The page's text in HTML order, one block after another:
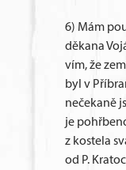
6) Mám
děkana
vím, že
byl v
nečekaně
je
z kostela
od P.